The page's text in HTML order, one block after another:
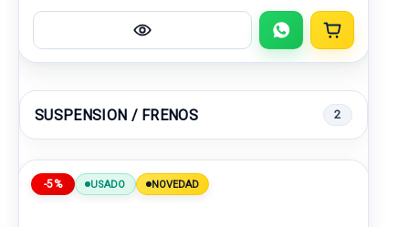
SUSPENSION / FRENOS 2
-5% USADO NOVEDAD